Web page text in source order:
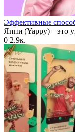
Эффективные
Яппи (Yappy) – это
0 2.9к.